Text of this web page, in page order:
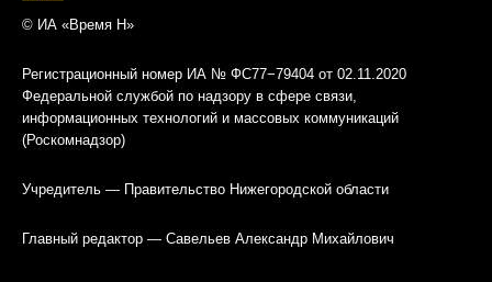
© ИА «Время Н»
Регистрационный номер ИА № ФС77−79404 от 02.11.2020
Федеральной службой по надзору в сфере связи,
информационных технологий и массовых коммуникаций
(Роскомнадзор)
Учредитель — Правительство Нижегородской области
Главный редактор — Савельев Александр Михайлович